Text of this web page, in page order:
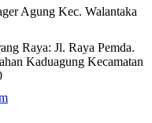
Agung Kec. Walantaka
Raya: Jl. Raya Pemda.
Kaduagung Kecamatan